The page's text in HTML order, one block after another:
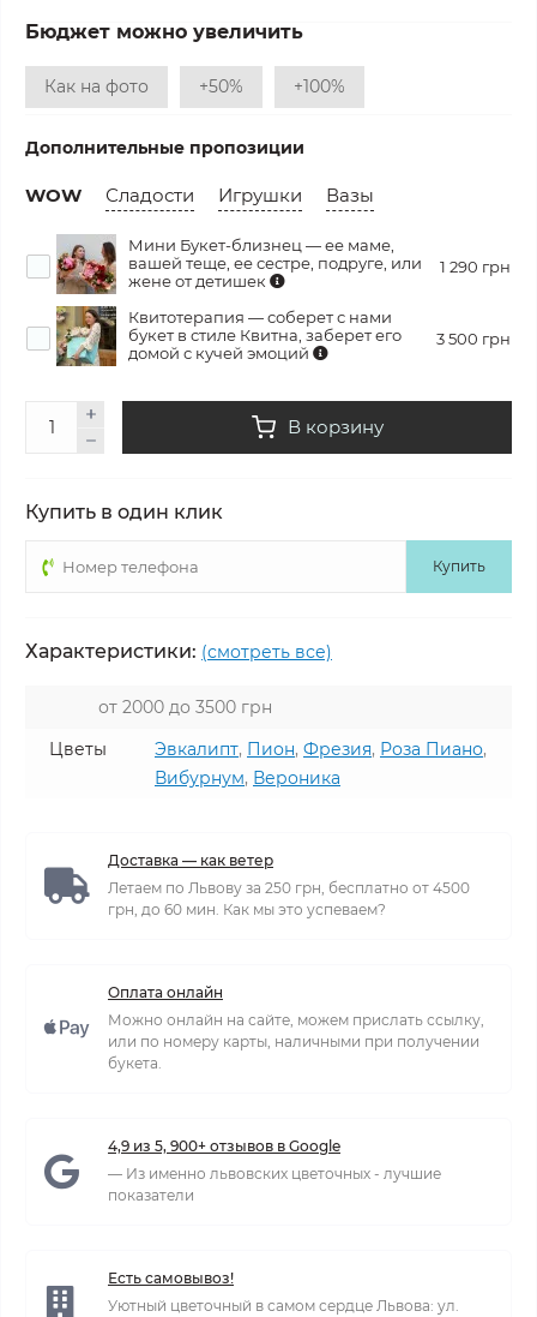
Бюджет можно увеличить
Как на фото +50% +100%
Дополнительные пропозиции
WOW Сладости Игрушки Вазы
Мини Букет-близнец — ее маме,
вашей теще, ее сестре, подруге, или
жене от детишек
1 290 грн
Квитотерапия — соберет с нами
букет в стиле Квитна, заберет его
домой с кучей эмоций
3 500 грн
В корзину
Купить в один клик
Купить
Характеристики: (смотреть все)
от 2000 до 3500 грн
Цветы
Эвкалипт, Пион, Фрезия, Роза Пиано,
Вибурнум, Вероника
Доставка — как ветер
Летаем по Львову за 250 грн, бесплатно от 4500
грн, до 60 мин. Как мы это успеваем?
Оплата онлайн
Можно онлайн на сайте, можем прислать ссылку,
или по номеру карты, наличными при получении
букета.
4,9 из 5, 900+ отзывов в Google
— Из именно львовских цветочных - лучшие
показатели
Есть самовывоз!
Уютный цветочный в самом сердце Львова: ул.